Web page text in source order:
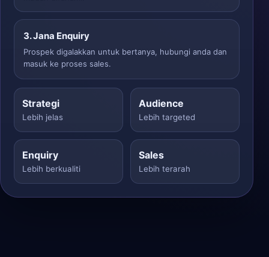
3. Jana Enquiry
Prospek digalakkan untuk bertanya, hubungi anda dan
masuk ke proses sales.
Strategi
Lebih jelas
Audience
Lebih targeted
Enquiry
Lebih berkualiti
Sales
Lebih terarah